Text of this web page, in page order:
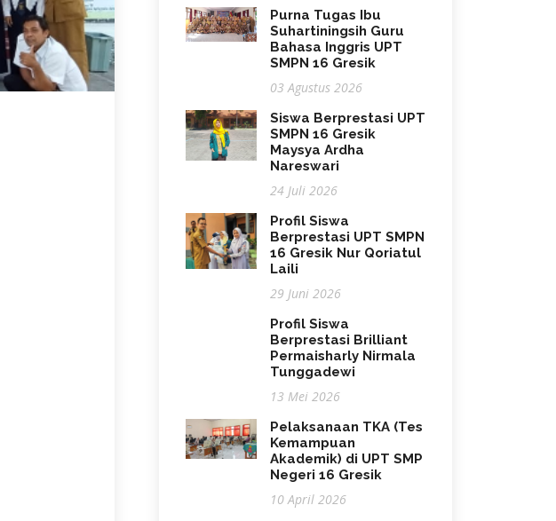
Purna Tugas Ibu
Suhartiningsih Guru
Bahasa Inggris UPT
SMPN 16 Gresik
03 Agustus 2026
Siswa Berprestasi UPT
SMPN 16 Gresik
Maysya Ardha
Nareswari
24 Juli 2026
Profil Siswa
Berprestasi UPT SMPN
16 Gresik Nur Qoriatul
Laili
29 Juni 2026
Profil Siswa
Berprestasi Brilliant
Permaisharly Nirmala
Tunggadewi
13 Mei 2026
Pelaksanaan TKA (Tes
Kemampuan
Akademik) di UPT SMP
Negeri 16 Gresik
10 April 2026